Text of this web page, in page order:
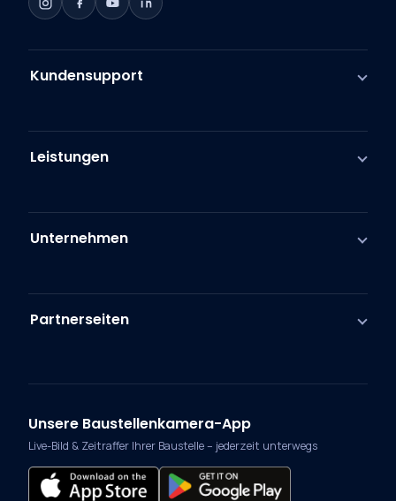
Kundensupport
Leistungen
Unternehmen
Partnerseiten
Unsere Baustellenkamera-App
Live-Bild & Zeitraffer Ihrer Baustelle – jederzeit unterwegs